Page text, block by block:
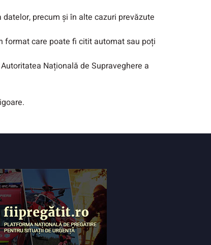
precum și în alte cazuri prevăzute
format care poate fi citit automat sau poți
Națională de Supraveghere a